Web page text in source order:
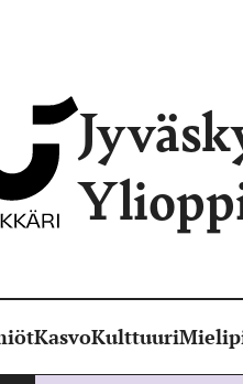
KasvoKulttuuri